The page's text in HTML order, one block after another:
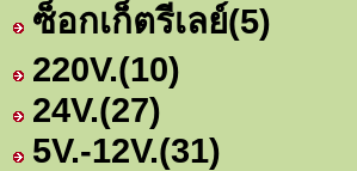
ซ็อกเก็ตรีเลย์(5)
220V.(10)
24V.(27)
5V.-12V.(31)